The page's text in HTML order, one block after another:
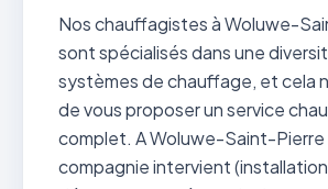
Nos chauffagistes à Woluwe-
sont spécialisés dans une
systèmes de chauffage, et cela
de vous proposer un service
complet. A Woluwe-Saint-
compagnie intervient